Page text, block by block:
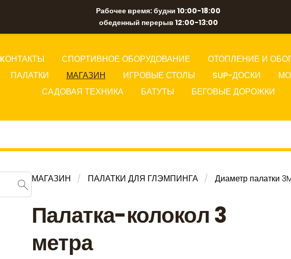
Рабочее время: будни 10:00-18:00
обеденный перерыв 12:00-13:00
KОНТАКТЫ СПОРТИВНОЕ ОБОРУДОВАНИЕ ОТОПЛЕНИЕ И
ПАЛАТКИ МАГАЗИН ИГРОВЫЕ СТОЛЫ SUP-ДОСКИ
САДОВАЯ ТЕХНИКА
БАТУТЫ БЕГОВЫЕ ДОРОЖКИ
МАГАЗИН ПАЛАТКИ ДЛЯ ГЛЭМПИНГА Диаметр палатки
Палатка-колокол 3
метра